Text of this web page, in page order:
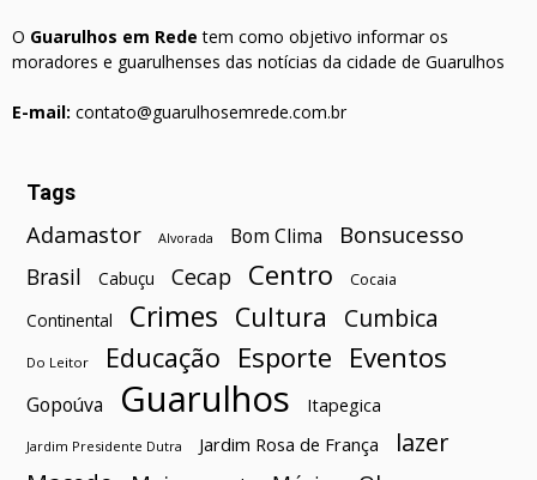
O Guarulhos em Rede tem como objetivo informar os
moradores e guarulhenses das notícias da cidade de Guarulhos
E-mail: contato@guarulhosemrede.com.br
Tags
Adamastor Alvorada Bom Clima Bonsucesso
Brasil Cabuçu Cecap Centro Cocaia
Continental Crimes Cultura Cumbica
Do Leitor Educação Esporte Eventos
Gopoúva Guarulhos Itapegica
Jardim Presidente Dutra Jardim Rosa de França
lazer